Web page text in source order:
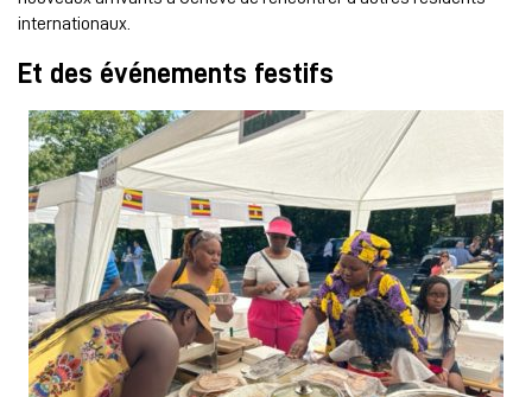
internationaux.
Et des événements festifs